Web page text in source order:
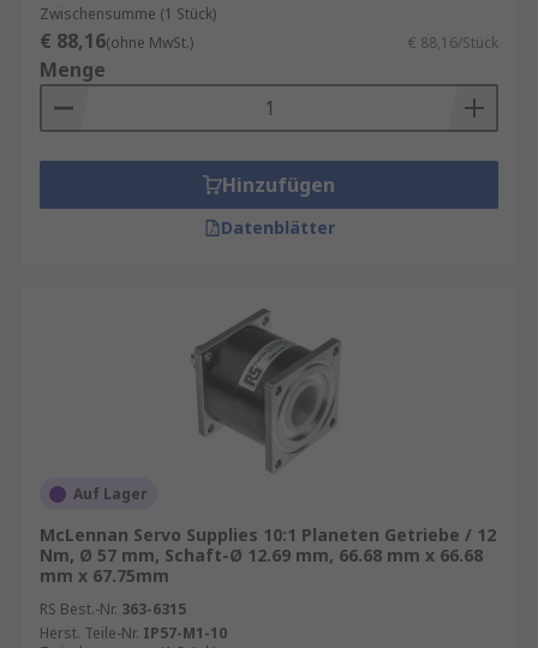
Zwischensumme (1 Stück)
€ 88,16(ohne MwSt.) € 88,16/Stück
Menge
Hinzufügen
Datenblätter
Auf Lager
McLennan Servo Supplies 10:1 Planeten Getriebe / 12
Nm, Ø 57 mm, Schaft-Ø 12.69 mm, 66.68 mm x 66.68
mm x 67.75mm
RS Best.-Nr. 363-6315
Herst. Teile-Nr. IP57-M1-10